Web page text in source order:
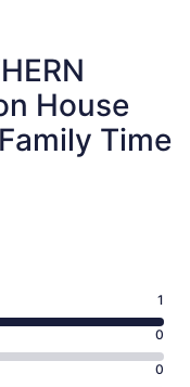
House
Time
1
0
0